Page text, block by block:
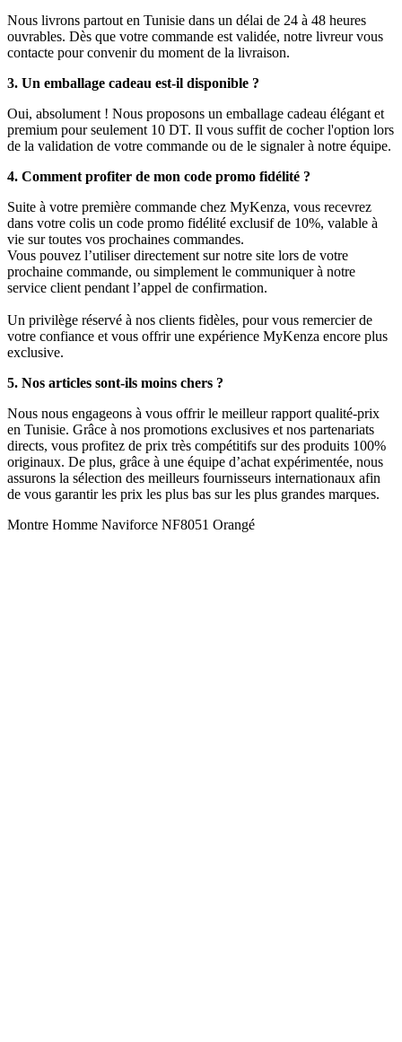
Nous livrons partout en Tunisie dans un délai de 24 à 48 heures
ouvrables. Dès que votre commande est validée, notre livreur vous
contacte pour convenir du moment de la livraison.
3. Un emballage cadeau est-il disponible ?
Oui, absolument ! Nous proposons un emballage cadeau élégant et
premium pour seulement 10 DT. Il vous suffit de cocher l'option lors
de la validation de votre commande ou de le signaler à notre équipe.
4. Comment profiter de mon code promo fidélité ?
Suite à votre première commande chez MyKenza, vous recevrez
dans votre colis un code promo fidélité exclusif de 10%, valable à
vie sur toutes vos prochaines commandes.
Vous pouvez l’utiliser directement sur notre site lors de votre
prochaine commande, ou simplement le communiquer à notre
service client pendant l’appel de confirmation.
Un privilège réservé à nos clients fidèles, pour vous remercier de
votre confiance et vous offrir une expérience MyKenza encore plus
exclusive.
5. Nos articles sont-ils moins chers ?
Nous nous engageons à vous offrir le meilleur rapport qualité-prix
en Tunisie. Grâce à nos promotions exclusives et nos partenariats
directs, vous profitez de prix très compétitifs sur des produits 100%
originaux. De plus, grâce à une équipe d’achat expérimentée, nous
assurons la sélection des meilleurs fournisseurs internationaux afin
de vous garantir les prix les plus bas sur les plus grandes marques.
Montre Homme Naviforce NF8051 Orangé